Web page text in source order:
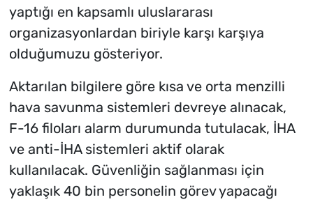
yaptığı en kapsamlı uluslararası
organizasyonlardan biriyle karşı karşıya
olduğumuzu gösteriyor.
Aktarılan bilgilere göre kısa ve orta menzilli
hava savunma sistemleri devreye alınacak,
F-16 filoları alarm durumunda tutulacak, İHA
ve anti-İHA sistemleri aktif olarak
kullanılacak. Güvenliğin sağlanması için
yaklaşık 40 bin personelin görev yapacağı